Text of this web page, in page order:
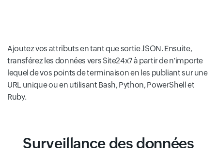
Ajoutez vos attributs en tant que sortie JSON. Ensuite,
transférez les données vers Site24x7 à partir de n'importe
lequel de vos points de terminaison en les publiant sur une
URL unique ou en utilisant Bash, Python, PowerShell et
Ruby.
Surveillance des données